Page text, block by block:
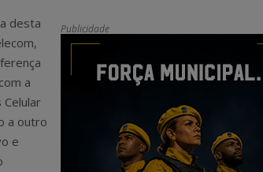
Publicidade
desta
a
Celular
a outro
e